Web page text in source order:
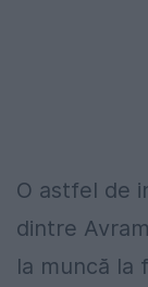
O astfel de
dintre
la muncă la